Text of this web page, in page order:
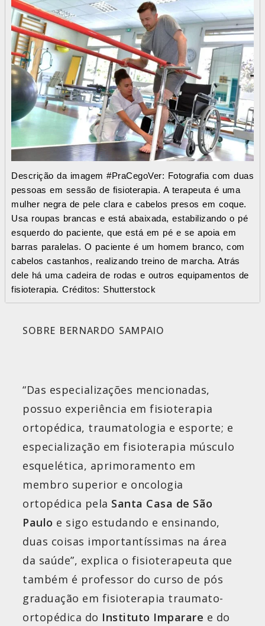
Descrição da imagem #PraCegoVer: Fotografia com duas
pessoas em sessão de fisioterapia. A terapeuta é uma
mulher negra de pele clara e cabelos presos em coque.
Usa roupas brancas e está abaixada, estabilizando o pé
esquerdo do paciente, que está em pé e se apoia em
barras paralelas. O paciente é um homem branco, com
cabelos castanhos, realizando treino de marcha. Atrás
dele há uma cadeira de rodas e outros equipamentos de
fisioterapia. Créditos: Shutterstock
SOBRE BERNARDO SAMPAIO
“Das especializações mencionadas,
possuo experiência em fisioterapia
ortopédica, traumatologia e esporte; e
especialização em fisioterapia músculo
esquelética, aprimoramento em
membro superior e oncologia
ortopédica pela Santa Casa de São
Paulo e sigo estudando e ensinando,
duas coisas importantíssimas na área
da saúde”, explica o fisioterapeuta que
também é professor do curso de pós
graduação em fisioterapia traumato-
ortopédica do Instituto Imparare e do